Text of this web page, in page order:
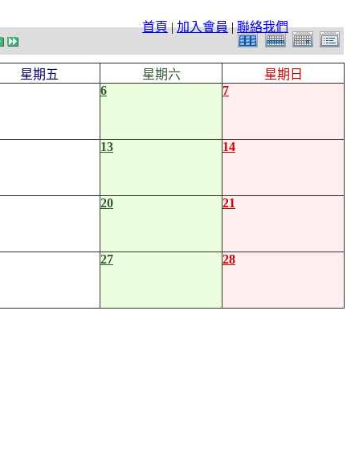
首頁|加入會員|聯絡我們
星期五 星期六
星期日
6 7
13 14
20 21
27 28